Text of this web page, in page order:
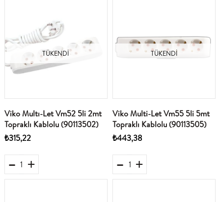
TÜKENDI
Viko Multı-Let Vm52 5li 2mt
Topraklı Kablolu (90113502)
₺315,22
TÜKENDI
Viko Multi-Let Vm55 5li 5mt
Topraklı Kablolu (90113505)
₺443,38